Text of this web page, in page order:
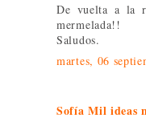
De vuelta a la
mermelada!!
Saludos.
martes, 06
Sofía Mil ideas